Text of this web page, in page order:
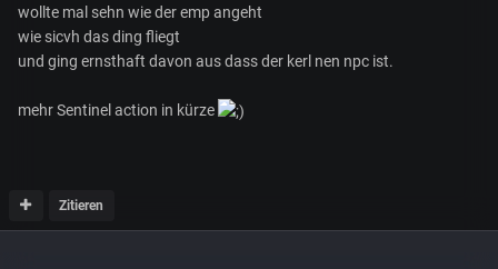
die Banu Defender rausgekommen ist.
Bin da im Tiefflug über Hursten gebrettert, bis plötzlich meine
Rechte Seite weggeschossen wurde und ein zweiter
Hab dann sofort senkrecht hoch gezogen, decoupled und
Defender macht.
wollte mal sehn wie der emp angeht
wie sicvh das ding fliegt
und ging ernsthaft davon aus dass der kerl nen npc ist.
mehr Sentinel action in kürze
Zitieren